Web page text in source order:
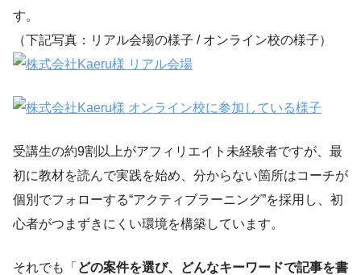
す。
（下記写真：リアル会場の様子 / オンライン校の様子）
受講生の約9割以上がアフィリエイト未経験者ですが、最
初に教材を読んで実践を始め、分からない箇所はコーチが
個別でフォローする“アクティブラーニング”を採用し、初
心者がつまずきにくい環境を構築しています。
それでも「 どの案件を選び、どんなキーワードで記事を書